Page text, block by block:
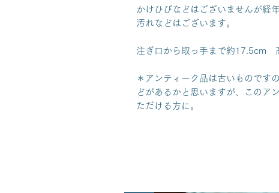
かけひびなどはございませんが経
汚れなどはございます。
注ぎ口から取っ手まで約17.5cm
＊アンティーク品は古いものです
どがあるかと思いますが、このア
ただける方に。